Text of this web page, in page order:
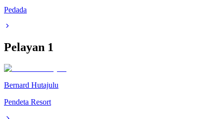
Pedada
Pelayan 1
Bernard Hutajulu
Pendeta Resort